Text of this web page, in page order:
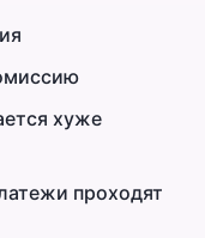
хуже
проходят